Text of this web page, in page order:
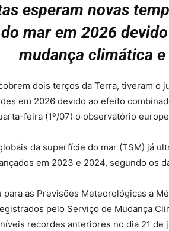
esperam novas
mar em 2026
mudança climática e
dois terços da Terra, tiveram o
em 2026 devido ao efeito
feira (1º/07) o observatório
da superfície do mar (TSM) já
em 2023 e 2024, segundo os
para as Previsões Meteorológicas a
pelo Serviço de Mudança
recordes anteriores no dia 21 de